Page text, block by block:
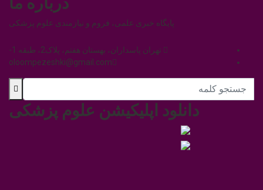
پایگاه خبری علمی، فروم و نیازمندی علوم پزشکی
تهران پاسداران، بهستان هفتم، پلاک2، طبقه 1-
oloompezeshki@gmail.com
دانلود اپلیکیشن علوم پزشکی